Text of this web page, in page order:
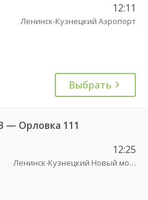
12:11
Ленинск-Кузнецкий Аэропорт
Выбрать
— Орловка 111
12:25
Ленинск-Кузнецкий Новый мост